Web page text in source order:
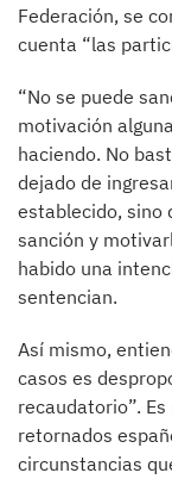
Federación, se
cuenta “las
“No se puede
motivación
haciendo. No
dejado de
establecido, sino
sanción y
habido una
sentencian.
Así mismo,
casos es
recaudatorio”.
retornados
circunstancias